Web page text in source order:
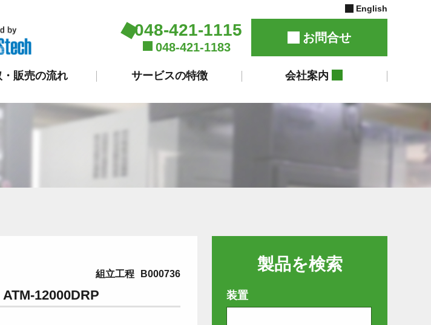
English
048-421-1115
048-421-1183
お問合せ
・販売の流れ サービスの特徴 会社案内
組立工程 B000736
12000DRP
製品を検索
装置